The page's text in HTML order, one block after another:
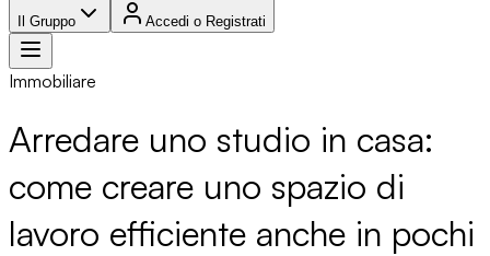
Il Gruppo Accedi o Registrati
Immobiliare
Arredare uno studio in casa:
come creare uno spazio di
lavoro efficiente anche in pochi